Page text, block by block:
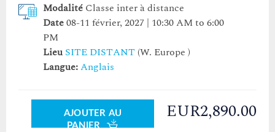
Modalité Classe inter à distance
Date08-11 février, 2027 | 10:30 AM to 6:00
PM
Lieu SITE DISTANT (W. Europe )
Langue:Anglais
AJOUTER AU
PANIER
EUR2,890.00